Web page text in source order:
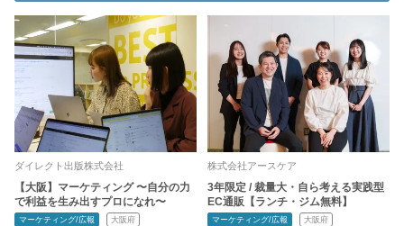
ダイレクト出版株式会社
【大阪】マーケティング 〜自分の力
で利益を生み出すプロになれ〜
マーケティング/広報 大阪府
株式会社アースケア
3年限定 / 裁量大・自ら考える実践型
EC通販【ランチ・ジム無料】
マーケティング/広報 大阪府